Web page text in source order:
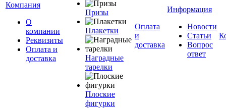
Компания
О
компании
Реквизиты
Оплата и
доставка
Призы
Плакетки
Наградные
тарелки
Плоские
фигурки
Оплата
и
доставка
Информация
Новости
Статьи
Вопрос
ответ